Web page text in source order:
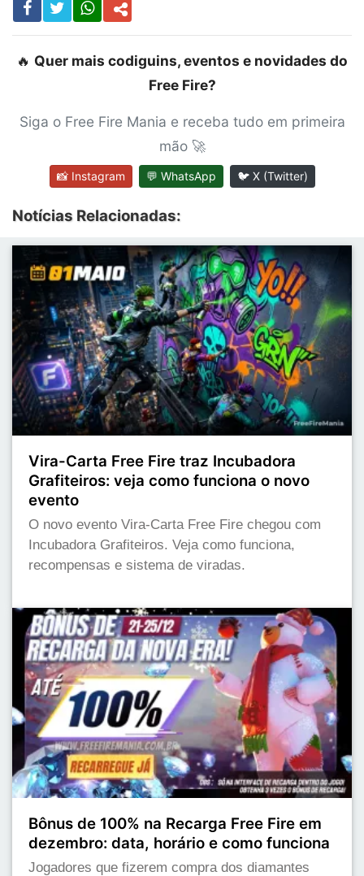
🔥 Quer mais codiguins, eventos e novidades do
Free Fire?
Siga o Free Fire Mania e receba tudo em primeira
mão 🚀
📸 Instagram 💬 WhatsApp 🐦 X (Twitter)
Notícias Relacionadas:
Vira-Carta Free Fire traz Incubadora
Grafiteiros: veja como funciona o novo
evento
O novo evento Vira-Carta Free Fire chegou com
Incubadora Grafiteiros. Veja como funciona,
recompensas e sistema de viradas.
Bônus de 100% na Recarga Free Fire em
dezembro: data, horário e como funciona
Jogadores que fizerem compra dos diamantes